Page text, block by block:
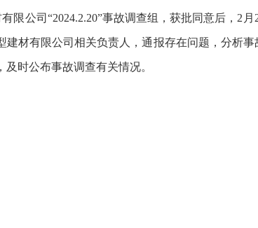
公司“2024.2.20”事故调查组，获批同意后，2月
材有限公司相关负责人，通报存在问题，分析事
时公布事故调查有关情况。